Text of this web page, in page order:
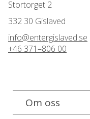
Stortorget 2
332 30 Gislaved
info@entergislaved.se
+46 371–806 00
Om oss